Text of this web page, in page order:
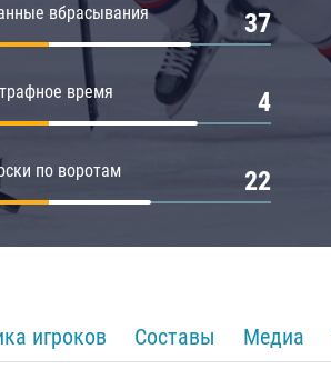
вбрасывания 37
время 4
по воротам 22
игроков Составы Медиа